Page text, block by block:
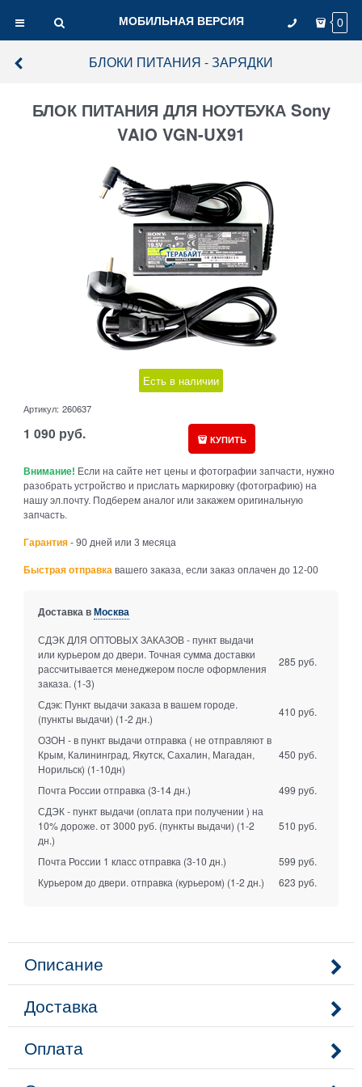
МОБИЛЬНАЯ ВЕРСИЯ 0
БЛОКИ ПИТАНИЯ - ЗАРЯДКИ
БЛОК ПИТАНИЯ ДЛЯ НОУТБУКА Sony
VAIO VGN-UX91
Есть в наличии
Артикул: 260637
1 090 руб. КУПИТЬ
Внимание! Если на сайте нет цены и фотографии запчасти, нужно
разобрать устройство и прислать маркировку (фотографию) на
нашу эл.почту. Подберем аналог или закажем оригинальную
запчасть.
Гарантия - 90 дней или 3 месяца
Быстрая отправка вашего заказа, если заказ оплачен до 12-00
Доставка вМосква
СДЭК ДЛЯ ОПТОВЫХ ЗАКАЗОВ - пункт выдачи
или курьером до двери. Точная сумма доставки
рассчитывается менеджером после оформления
заказа. (1-3)
285 руб.
Сдэк: Пункт выдачи заказа в вашем городе.
(пункты выдачи) (1-2 дн.)
410 руб.
ОЗОН - в пункт выдачи отправка ( не отправляют в
Крым, Калининград, Якутск, Сахалин, Магадан,
Норильск) (1-10дн)
450 руб.
Почта России отправка (3-14 дн.)
499 руб.
СДЭК - пункт выдачи (оплата при получении ) на
10% дороже. от 3000 руб. (пункты выдачи) (1-2
дн.)
510 руб.
Почта России 1 класс отправка (3-10 дн.)
599 руб.
Курьером до двери. отправка (курьером) (1-2 дн.) 623 руб.
Описание
Доставка
Оплата